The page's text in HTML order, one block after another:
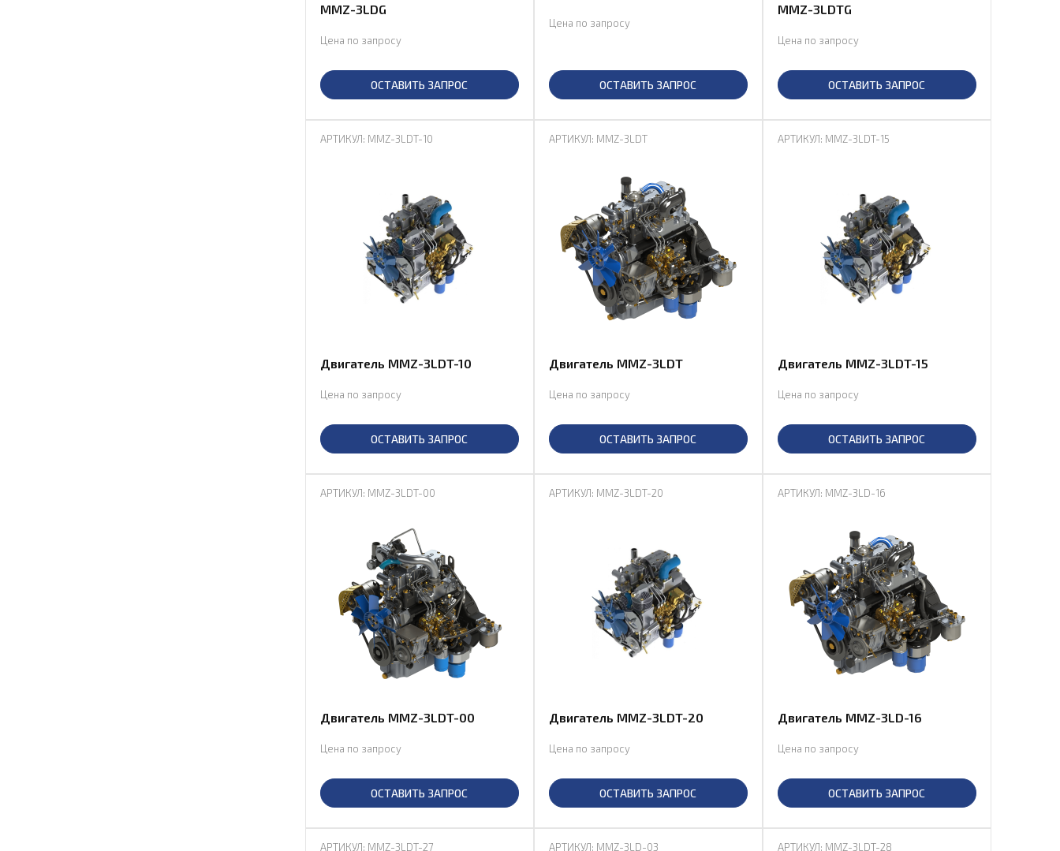
MMZ-3LDG
Цена по запросу
ОСТАВИТЬ ЗАПРОС
Цена по запросу
ОСТАВИТЬ ЗАПРОС
MMZ-3LDTG
Цена по запросу
ОСТАВИТЬ ЗАПРОС
АРТИКУЛ: MMZ-3LDT-10
Двигатель MMZ-3LDT-10
Цена по запросу
ОСТАВИТЬ ЗАПРОС
АРТИКУЛ: MMZ-3LDT
Двигатель MMZ-3LDT
Цена по запросу
ОСТАВИТЬ ЗАПРОС
АРТИКУЛ: MMZ-3LDT-15
Двигатель MMZ-3LDT-15
Цена по запросу
ОСТАВИТЬ ЗАПРОС
АРТИКУЛ: MMZ-3LDT-00
Двигатель MMZ-3LDT-00
Цена по запросу
ОСТАВИТЬ ЗАПРОС
АРТИКУЛ: MMZ-3LDT-20
Двигатель MMZ-3LDT-20
Цена по запросу
ОСТАВИТЬ ЗАПРОС
АРТИКУЛ: MMZ-3LD-16
Двигатель MMZ-3LD-16
Цена по запросу
ОСТАВИТЬ ЗАПРОС
АРТИКУЛ: MMZ-3LDT-27 АРТИКУЛ: MMZ-3LD-03 АРТИКУЛ: MMZ-3LDT-28